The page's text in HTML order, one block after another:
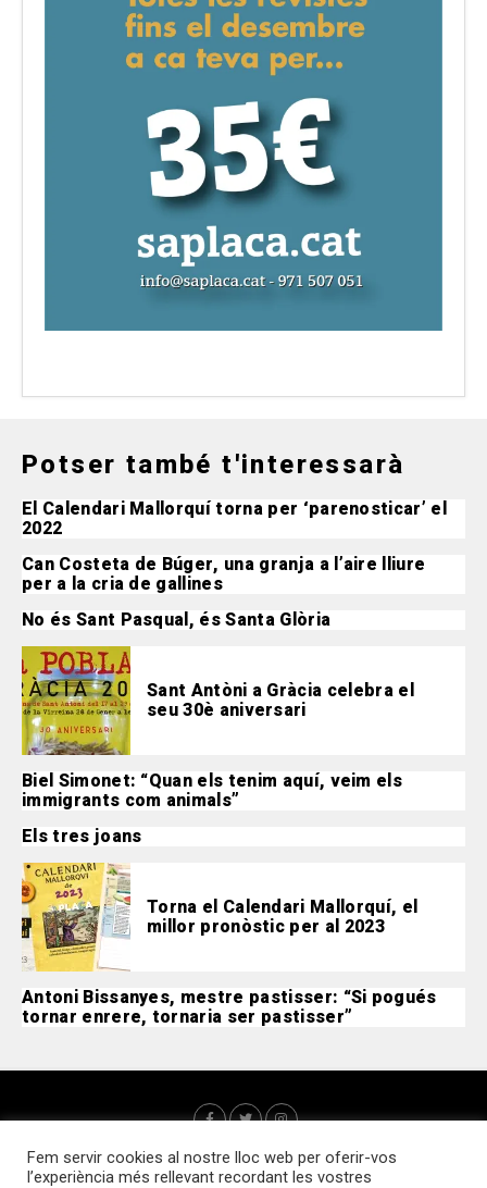
Potser també t'interessarà
El Calendari Mallorquí torna per ‘parenosticar’ el
2022
Can Costeta de Búger, una granja a l’aire lliure
per a la cria de gallines
No és Sant Pasqual, és Santa Glòria
Sant Antòni a Gràcia celebra el
seu 30è aniversari
Biel Simonet: “Quan els tenim aquí, veim els
immigrants com animals”
Els tres joans
Torna el Calendari Mallorquí, el
millor pronòstic per al 2023
Antoni Bissanyes, mestre pastisser: “Si pogués
tornar enrere, tornaria ser pastisser”
Fem servir cookies al nostre lloc web per oferir-vos
l’experiència més rellevant recordant les vostres